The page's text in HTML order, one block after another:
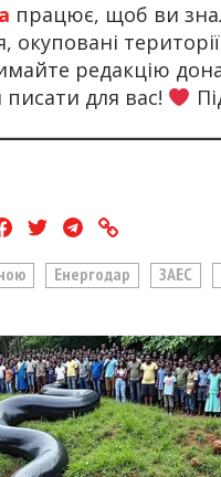
працює, щоб ви
окуповані
редакцію
для вас!
Енергодар ЗАЕС